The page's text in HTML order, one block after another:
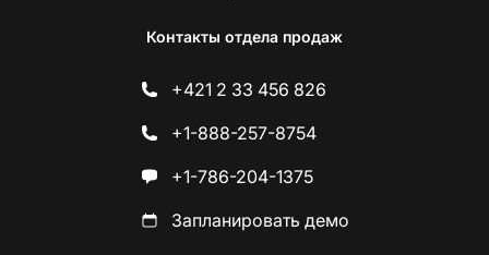
Контакты отдела продаж
+421 2 33 456 826
+1-888-257-8754
+1-786-204-1375
Запланировать демо